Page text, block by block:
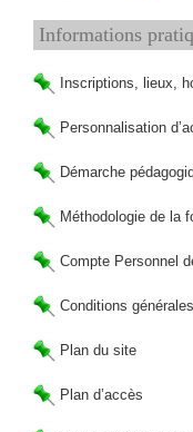
Informations
Inscriptions, lieux,
Personnalisation
Démarche
Méthodologie de la
Compte Personnel
Conditions
Plan du site
Plan d’accès